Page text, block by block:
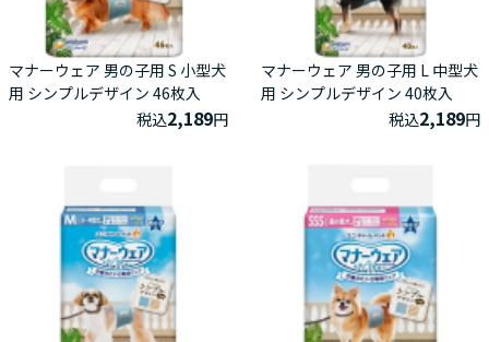
マナーウェア 男の子用 S 小型犬
用 シンプルデザイン 46枚入
税込2,189円
マナーウェア 男の子用 L 中型犬
用 シンプルデザイン 40枚入
税込2,189円